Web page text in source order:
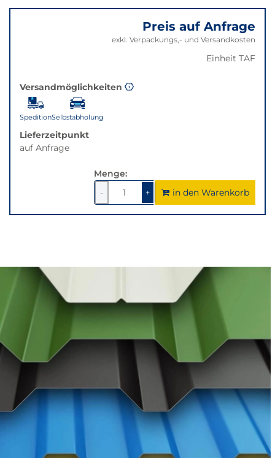
in
zu
Preis auf Anfrage
exkl. Verpackungs,- und Versandkosten
Einheit TAF
Versandmöglichkeiten
SpeditionSelbstabholung
Lieferzeitpunkt
auf Anfrage
Menge:
-
1
verringern
+1um
1
erhöhen
in den Warenkorb